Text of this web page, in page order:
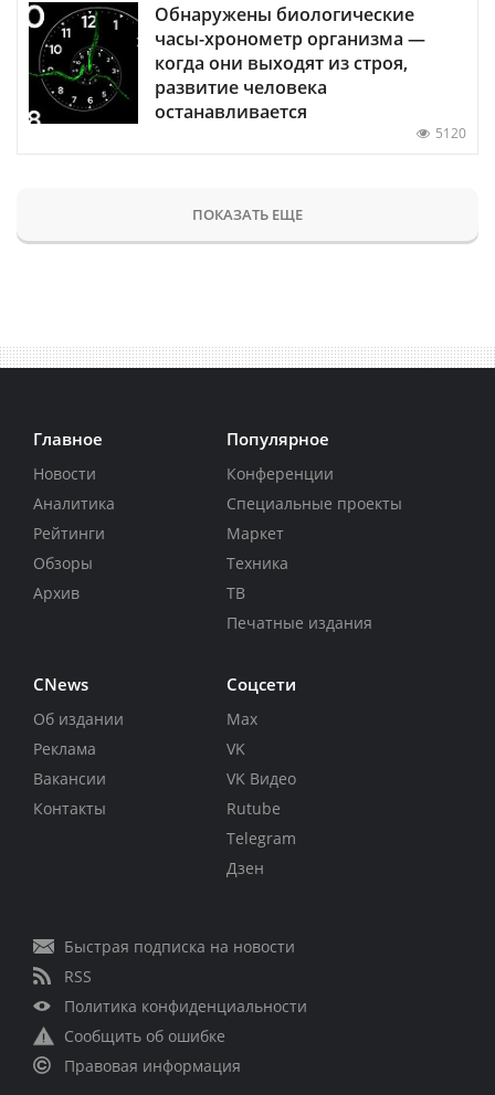
Обнаружены биологические
часы-хронометр организма —
когда они выходят из строя,
развитие человека
останавливается
5120
ПОКАЗАТЬ ЕЩЕ
Главное
Новости
Аналитика
Рейтинги
Обзоры
Архив
Популярное
Конференции
Специальные проекты
Маркет
Техника
ТВ
Печатные издания
CNews
Об издании
Реклама
Вакансии
Контакты
Соцсети
Max
VK
VK Видео
Rutube
Telegram
Дзен
Быстрая подписка на новости
RSS
Политика конфиденциальности
Сообщить об ошибке
Правовая информация